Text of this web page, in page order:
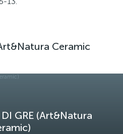
Ceramic
GRE (Art&Natura